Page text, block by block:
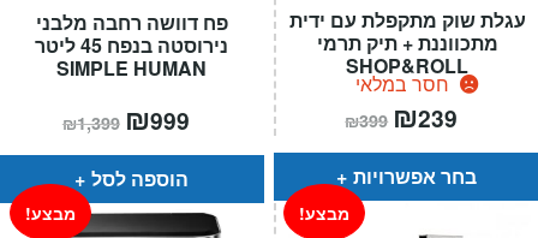
פח דוושה רחבה מלבני
נירוסטה בנפח 45 ליטר
SIMPLE HUMAN
₪1,399 המחיר
המקורי
היה:
₪999
הוא:
הוספה לסל
עגלת שוק מתקפלת עם ידית
מתכווננת + תיק תרמי
SHOP&ROLL
חסר במלאי
₪399 המחיר
המקורי
היה:
₪399.
₪239
הוא:
בחר אפשרויות
מבצע! מבצע!